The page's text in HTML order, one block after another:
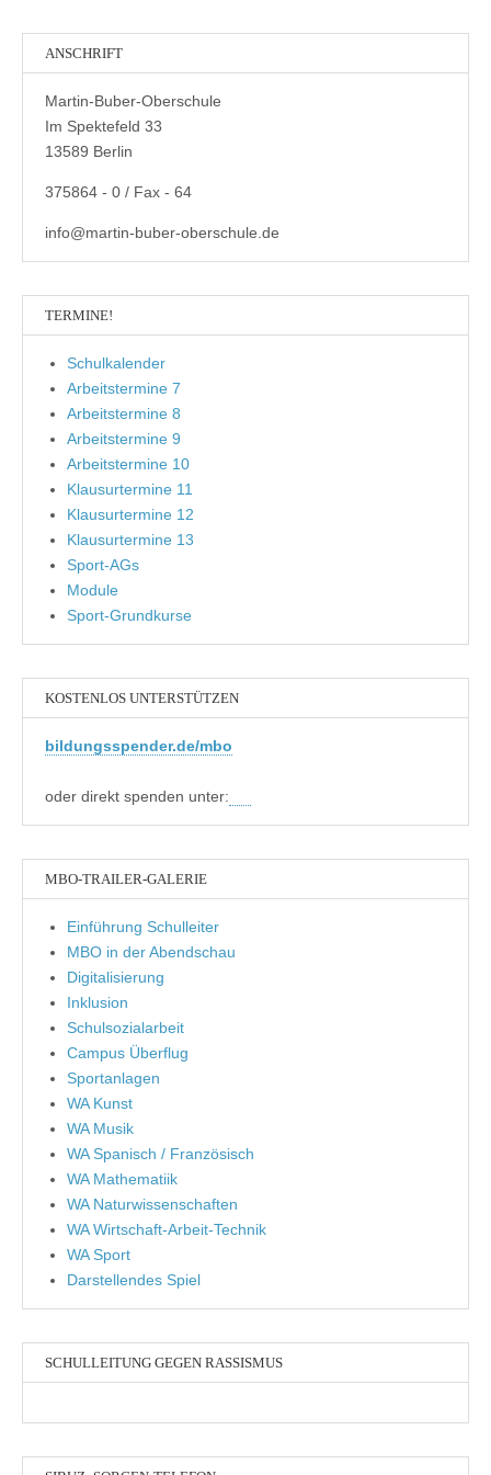
ANSCHRIFT
Martin-Buber-Oberschule
Im Spektefeld 33
13589 Berlin
375864 - 0 / Fax - 64
info@martin-buber-oberschule.de
TERMINE!
Schulkalender
Arbeitstermine 7
Arbeitstermine 8
Arbeitstermine 9
Arbeitstermine 10
Klausurtermine 11
Klausurtermine 12
Klausurtermine 13
Sport-AGs
Module
Sport-Grundkurse
KOSTENLOS UNTERSTÜTZEN
bildungsspender.de/mbo
oder direkt spenden unter:
MBO-TRAILER-GALERIE
Einführung Schulleiter
MBO in der Abendschau
Digitalisierung
Inklusion
Schulsozialarbeit
Campus Überflug
Sportanlagen
WA Kunst
WA Musik
WA Spanisch / Französisch
WA Mathematiik
WA Naturwissenschaften
WA Wirtschaft-Arbeit-Technik
WA Sport
Darstellendes Spiel
SCHULLEITUNG GEGEN RASSISMUS